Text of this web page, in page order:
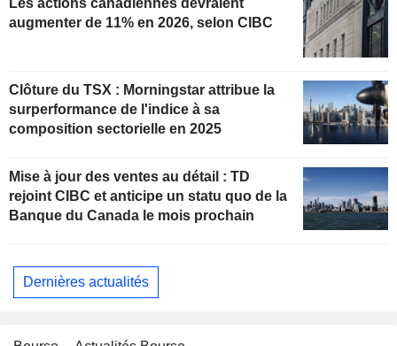
Les actions canadiennes devraient
augmenter de 11% en 2026, selon CIBC
Clôture du TSX : Morningstar attribue la
surperformance de l'indice à sa
composition sectorielle en 2025
Mise à jour des ventes au détail : TD
rejoint CIBC et anticipe un statu quo de la
Banque du Canada le mois prochain
Dernières actualités